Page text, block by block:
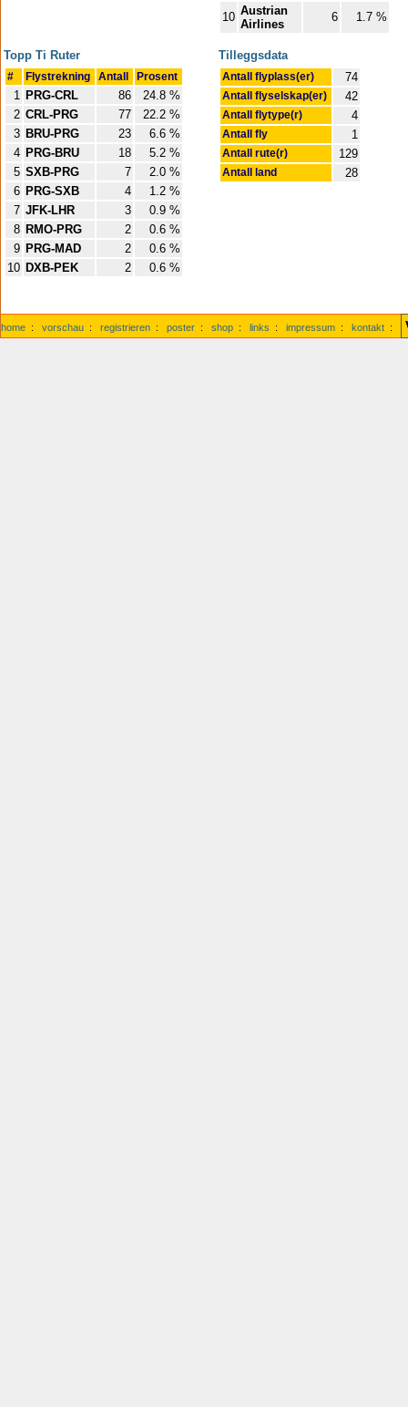
10 Austrian
Airlines
6 1.7 %
Topp Ti Ruter
# Flystrekning Antall Prosent
1 PRG-CRL 86
24.8 %
2 CRL-PRG 77
22.2 %
3 BRU-PRG 23
6.6 %
4 PRG-BRU 18
5.2 %
5 SXB-PRG 7
2.0 %
6 PRG-SXB 4
1.2 %
7 JFK-LHR 3
0.9 %
8 RMO-PRG 2
0.6 %
9 PRG-MAD 2
0.6 %
10 DXB-PEK 2 0.6 %
Tilleggsdata
Antall flyplass(er) 74
Antall flyselskap(er) 42
Antall flytype(r) 4
Antall fly 1
Antall rute(r) 129
Antall land 28
home : vorschau : registrieren : poster : shop : links : impressum : kontakt :